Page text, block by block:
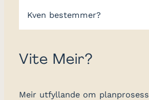
Kven bestemmer?
Vite Meir?
Meir utfyllande om planprosess